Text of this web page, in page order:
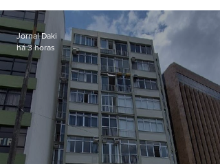
Jornal Daki
há 3 horas